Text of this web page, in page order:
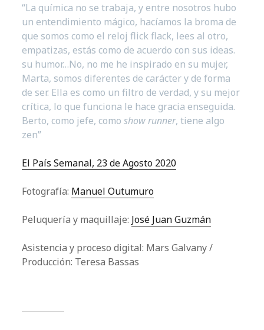
“La química no se trabaja, y entre nosotros hubo
un entendimiento mágico, hacíamos la broma de
que somos como el reloj flick flack, lees al otro,
empatizas, estás como de acuerdo con sus ideas.
su humor…No, no me he inspirado en su mujer,
Marta, somos diferentes de carácter y de forma
de ser. Ella es como un filtro de verdad, y su mejor
crítica, lo que funciona le hace gracia enseguida.
Berto, como jefe, comoshow runner, tiene algo
zen”
El País Semanal, 23 de Agosto 2020
Fotografía: Manuel Outumuro
Peluquería y maquillaje: José Juan Guzmán
Asistencia y proceso digital: Mars Galvany /
Producción: Teresa Bassas